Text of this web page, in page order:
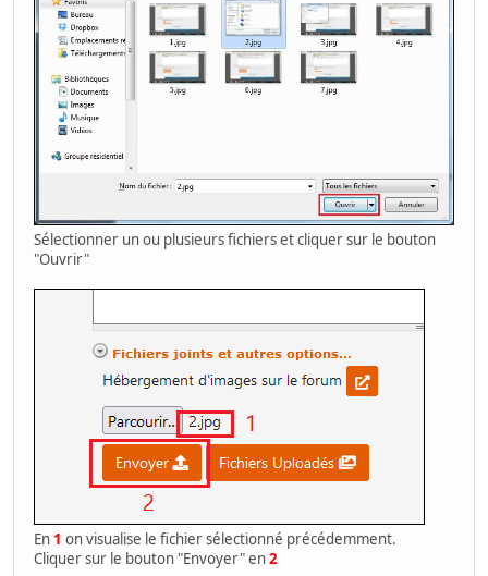
Sélectionner un ou plusieurs fichiers et cliquer sur le bouton
"Ouvrir"
En 1 on visualise le fichier sélectionné précédemment.
Cliquer sur le bouton "Envoyer" en2